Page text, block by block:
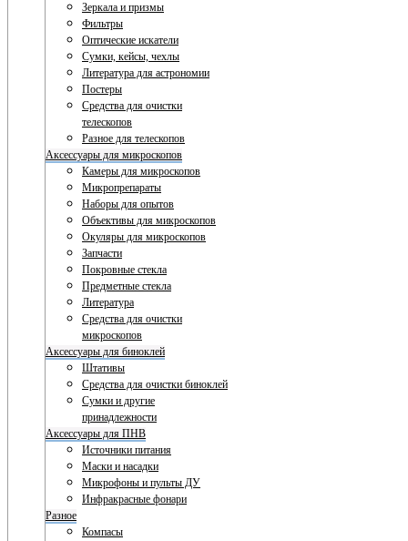
Зеркала и призмы
Фильтры
Оптические искатели
Сумки, кейсы, чехлы
Литература для астрономии
Постеры
Средства для очистки
телескопов
Разное для телескопов
Аксессуары для микроскопов
Камеры для микроскопов
Микропрепараты
Наборы для опытов
Объективы для микроскопов
Окуляры для микроскопов
Запчасти
Покровные стекла
Предметные стекла
Литература
Средства для очистки
микроскопов
Аксессуары для биноклей
Штативы
Средства для очистки биноклей
Сумки и другие
принадлежности
Аксессуары для ПНВ
Источники питания
Маски и насадки
Микрофоны и пульты ДУ
Инфракрасные фонари
Разное
Компасы